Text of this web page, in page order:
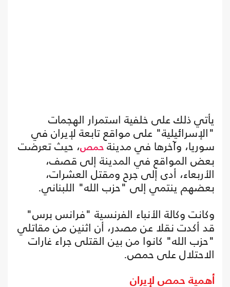
يأتي ذلك على خلفية استمرار الهجمات
"الإسرائيلية" على مواقع تابعة لإيران في
سوريا، وآخرها في مدينةحمص، حيث تعرضت
بعض المواقع في المدينة إلى قصف،
الأربعاء، أدى إلى جرح ومقتل العشرات،
بعضهم ينتمي إلى "حزب الله" اللبناني.
وكانت وكالة الأنباء الفرنسية "فرانس برس"
قد أكدت نقلا عن مصدر، أن اثنين من مقاتلي
"حزب الله" كانوا من بين القتلى جراء غارات
الاحتلال على حمص.
أهمية حمص لإيران